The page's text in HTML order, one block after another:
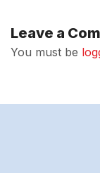
Leave a
You must be